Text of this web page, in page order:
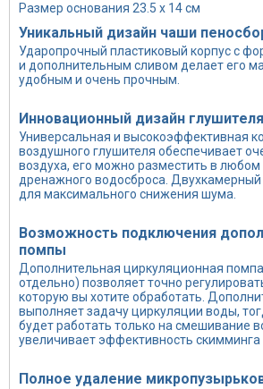
Размер основания 23.5 х 14 см
Уникальный дизайн чаши
Ударопрочный пластиковый корпус с
и дополнительным сливом делает его
удобным и очень прочным.
Инновационный дизайн глушителя
Универсальная и высокоэффективная
воздушного глушителя обеспечивает
воздуха, его можно разместить в любом
дренажного водосброса.
для максимального снижения шума.
Возможность подключения
помпы
Дополнительная циркуляционная
отдельно) позволяет точно
которую вы хотите обработать.
выполняет задачу циркуляции воды,
будет работать только на смешивание
увеличивает эффективность скимминга
Полное удаление